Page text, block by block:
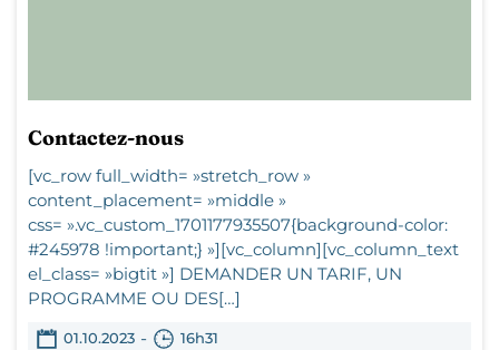
Contactez-nous
[vc_row full_width= »stretch_row »
content_placement= »middle »
css= ».vc_custom_1701177935507{background-color:
#245978 !important;} »][vc_column][vc_column_text
el_class= »bigtit »] DEMANDER UN TARIF, UN
PROGRAMME OU DES[…]
01.10.2023 - 16h31